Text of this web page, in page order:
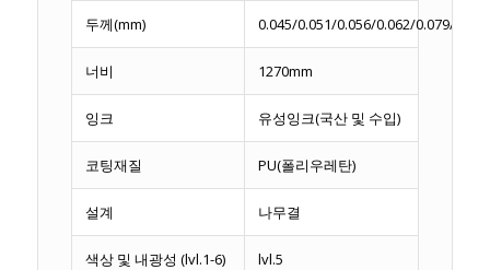
두께(mm) 0.045/0.051/0.056/0.062/0.079/0.086
너비 1270mm
잉크 유성잉크(국산 및 수입)
코팅재질 PU(폴리우레탄)
설계 나무결
색상 및 내광성 (lvl.1-6) lvl.5